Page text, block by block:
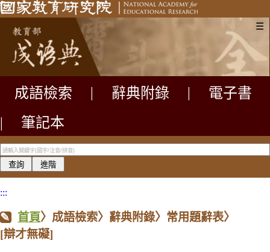
☰
成語檢索 辭典附錄
電子書
|
筆記本
:::
首頁〉成語檢索〉辭典附錄〉常用題辭表〉
[辯才無礙]